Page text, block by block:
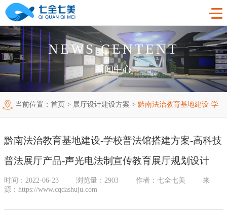
首页
工程案例
法制教育基地
禁毒教育基地
党性教育基地
产品中心
廉政馆电子设备
禁毒教育基地设备
新闻中心
关于我们
NEWS CENTENT
—— 新闻中心 ——
当前位置： 首页 > 展厅设计建设方案 > 黔南法治教育基地建设-学
规划设计
黔南法治教育基地建设-学校普法馆搭建方案-高科技
普法展厅产品-声光电法制宣传教育展厅规划设计
时间：2022-06-23 浏览量：2903 作者：七全七美
来
源：https://www.cqdashuju.com